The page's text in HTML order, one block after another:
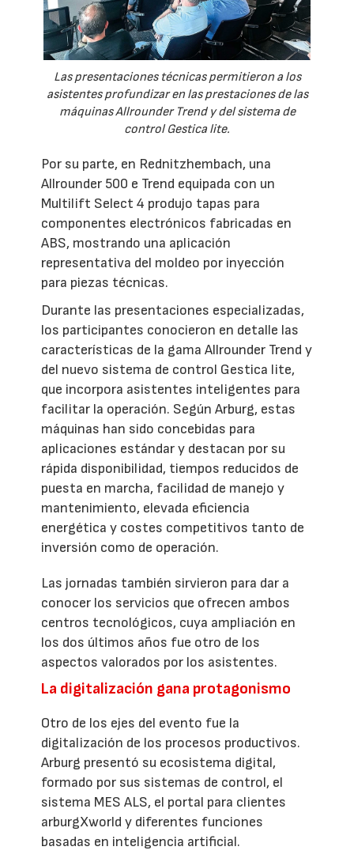
Las presentaciones técnicas permitieron a los
asistentes profundizar en las prestaciones de las
máquinas Allrounder Trend y del sistema de
control Gestica lite.
Por su parte, en Rednitzhembach, una
Allrounder 500 e Trend equipada con un
Multilift Select 4 produjo tapas para
componentes electrónicos fabricadas en
ABS, mostrando una aplicación
representativa del moldeo por inyección
para piezas técnicas.
Durante las presentaciones especializadas,
los participantes conocieron en detalle las
características de la gama Allrounder Trend y
del nuevo sistema de control Gestica lite,
que incorpora asistentes inteligentes para
facilitar la operación. Según Arburg, estas
máquinas han sido concebidas para
aplicaciones estándar y destacan por su
rápida disponibilidad, tiempos reducidos de
puesta en marcha, facilidad de manejo y
mantenimiento, elevada eficiencia
energética y costes competitivos tanto de
inversión como de operación.
Las jornadas también sirvieron para dar a
conocer los servicios que ofrecen ambos
centros tecnológicos, cuya ampliación en
los dos últimos años fue otro de los
aspectos valorados por los asistentes.
La digitalización gana protagonismo
Otro de los ejes del evento fue la
digitalización de los procesos productivos.
Arburg presentó su ecosistema digital,
formado por sus sistemas de control, el
sistema MES ALS, el portal para clientes
arburgXworld y diferentes funciones
basadas en inteligencia artificial.